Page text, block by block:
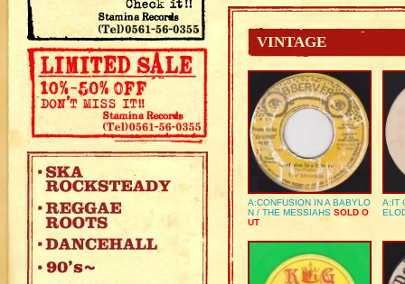
VINTAGE
A:CONFUSION IN A BABYLO
N / THE MESSIAHS SOLD O
UT
A:IT